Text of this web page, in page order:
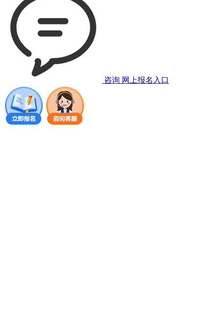
咨询 网上报名入口